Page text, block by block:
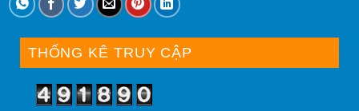
THỐNG KÊ TRUY CẬP